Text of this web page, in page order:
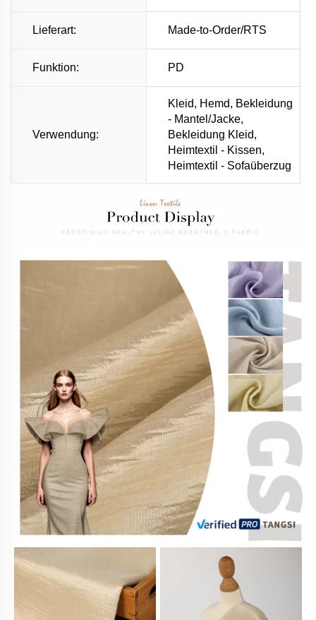
Lieferart: Made-to-Order/RTS
Funktion: PD
Verwendung:
Kleid, Hemd, Bekleidung
- Mantel/Jacke,
Bekleidung Kleid,
Heimtextil - Kissen,
Heimtextil - Sofaüberzug